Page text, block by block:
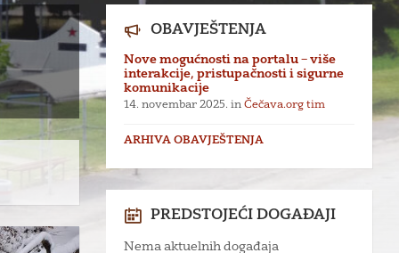
OBAVJEŠTENJA
Nove mogućnosti na portalu – više
interakcije, pristupačnosti i sigurne
komunikacije
14. novembar 2025.inČečava.org tim
ARHIVA OBAVJEŠTENJA
PREDSTOJEĆI DOGAĐAJI
Nema aktuelnih događaja